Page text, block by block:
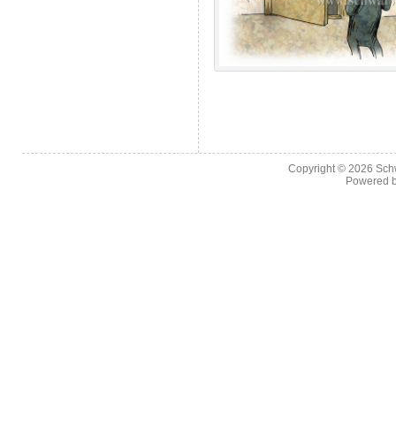
Copyright © 2026
Powered